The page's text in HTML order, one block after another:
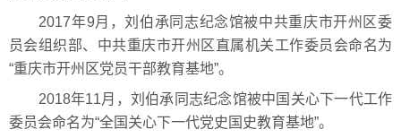
2017年9月，刘伯承同志纪念馆被中共重庆市开州区委
员会组织部、中共重庆市开州区直属机关工作委员会命名为
“重庆市开州区党员干部教育基地”。
2018年11月，刘伯承同志纪念馆被中国关心下一代工作
委员会命名为“全国关心下一代党史国史教育基地”。